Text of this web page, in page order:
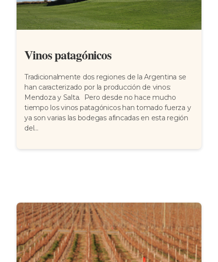
Vinos patagónicos
Tradicionalmente dos regiones de la Argentina se
han caracterizado por la producción de vinos:
Mendoza y Salta. Pero desde no hace mucho
tiempo los vinos patagónicos han tomado fuerza y
ya son varias las bodegas afincadas en esta región
del...